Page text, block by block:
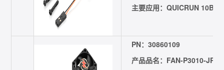
主要应用：QUICRUN
PN：30860109
产品品名：FAN-P3010-